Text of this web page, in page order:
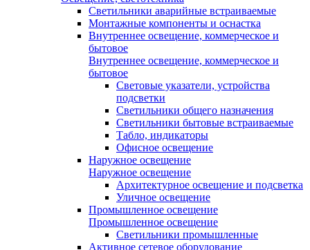
Светильники аварийные встраиваемые
Монтажные компоненты и оснастка
Внутреннее освещение, коммерческое и
бытовое
Внутреннее освещение, коммерческое и
бытовое
Световые указатели, устройства
подсветки
Светильники общего назначения
Светильники бытовые встраиваемые
Табло, индикаторы
Офисное освещение
Наружное освещение
Наружное освещение
Архитектурное освещение и подсветка
Уличное освещение
Промышленное освещение
Промышленное освещение
Светильники промышленные
Активное сетевое оборудование